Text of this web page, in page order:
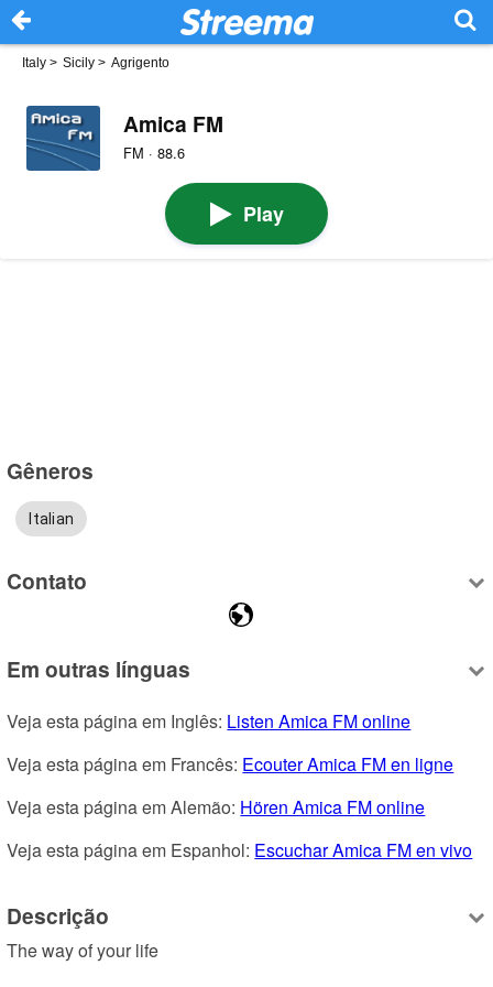
Italy > Sicily > Agrigento
Amica FM
FM · 88.6
Play
Gêneros
Italian
Contato
Em outras línguas
Veja esta página em Inglês: Listen Amica FM online
Veja esta página em Francês: Ecouter Amica FM en ligne
Veja esta página em Alemão: Hören Amica FM online
Veja esta página em Espanhol: Escuchar Amica FM en vivo
Descrição
The way of your life